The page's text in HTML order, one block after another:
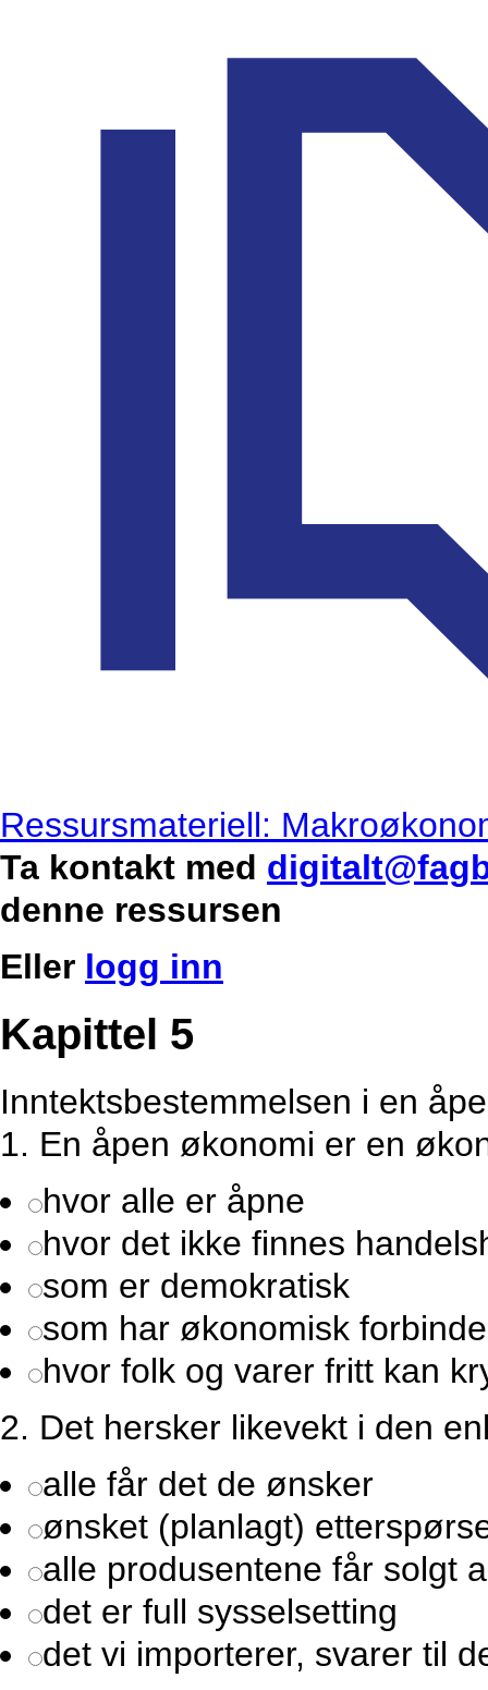
Ressursmateriell:
Ta kontakt med
denne ressursen
Eller logg inn
Kapittel 5
Inntektsbestemmelsen i en
1. En åpen økonomi er en
hvor alle er åpne
hvor det ikke finnes
som er demokratisk
som har økonomisk
hvor folk og varer fritt kan
2. Det hersker likevekt i den
alle får det de ønsker
ønsket (planlagt)
alle produsentene får solgt
det er full sysselsetting
det vi importerer, svarer til